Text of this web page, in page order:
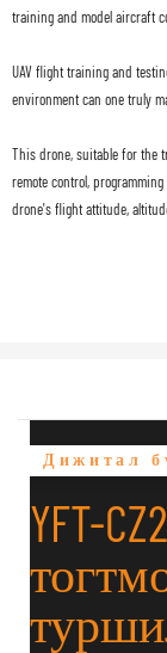
training and model aircraft
UAV flight training and
environment can one truly
This drone, suitable for the
remote control,
drone's flight attitude,
Дижитал
YFT-